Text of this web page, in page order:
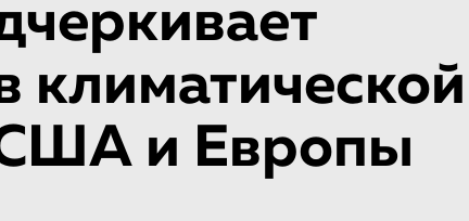
климатической
и Европы